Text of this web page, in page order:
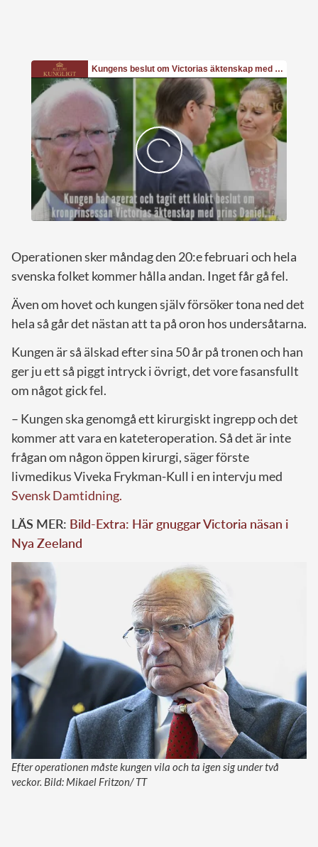
Operationen sker måndag den 20:e februari och hela
svenska folket kommer hålla andan. Inget får gå fel.
Även om hovet och kungen själv försöker tona ned det
hela så går det nästan att ta på oron hos undersåtarna.
Kungen är så älskad efter sina 50 år på tronen och han
ger ju ett så piggt intryck i övrigt, det vore fasansfullt
om något gick fel.
– Kungen ska genomgå ett kirurgiskt ingrepp och det
kommer att vara en kateteroperation. Så det är inte
frågan om någon öppen kirurgi, säger förste
livmedikus Viveka Frykman-Kull i en intervju med
Svensk Damtidning.
LÄS MER: Bild-Extra: Här gnuggar Victoria näsan i
Nya Zeeland
Efter operationen måste kungen vila och ta igen sig under två
veckor. Bild: Mikael Fritzon/ TT